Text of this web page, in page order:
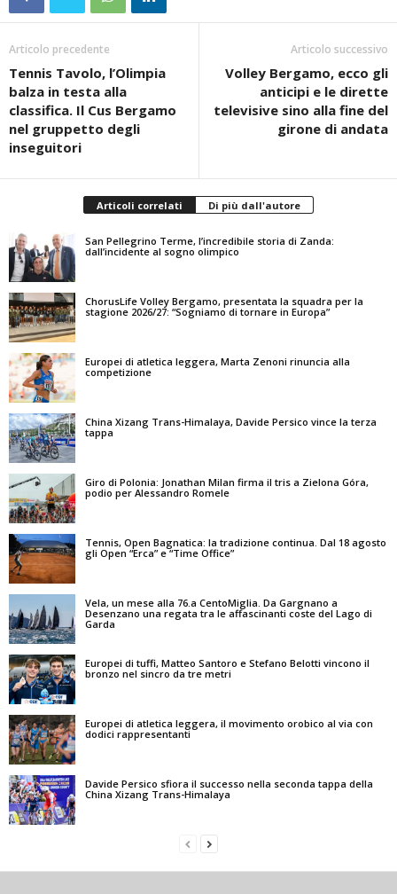
Articolo precedente
Tennis Tavolo, l’Olimpia
balza in testa alla
classifica. Il Cus Bergamo
nel gruppetto degli
inseguitori
Articolo successivo
Volley Bergamo, ecco gli
anticipi e le dirette
televisive sino alla fine del
girone di andata
Articoli correlati Di più dall'autore
San Pellegrino Terme, l’incredibile storia di Zanda:
dall’incidente al sogno olimpico
ChorusLife Volley Bergamo, presentata la squadra per la
stagione 2026/27: “Sogniamo di tornare in Europa”
Europei di atletica leggera, Marta Zenoni rinuncia alla
competizione
China Xizang Trans-Himalaya, Davide Persico vince la terza
tappa
Giro di Polonia: Jonathan Milan firma il tris a Zielona Góra,
podio per Alessandro Romele
Tennis, Open Bagnatica: la tradizione continua. Dal 18 agosto
gli Open “Erca” e “Time Office”
Vela, un mese alla 76.a CentoMiglia. Da Gargnano a
Desenzano una regata tra le affascinanti coste del Lago di
Garda
Europei di tuffi, Matteo Santoro e Stefano Belotti vincono il
bronzo nel sincro da tre metri
Europei di atletica leggera, il movimento orobico al via con
dodici rappresentanti
Davide Persico sfiora il successo nella seconda tappa della
China Xizang Trans-Himalaya